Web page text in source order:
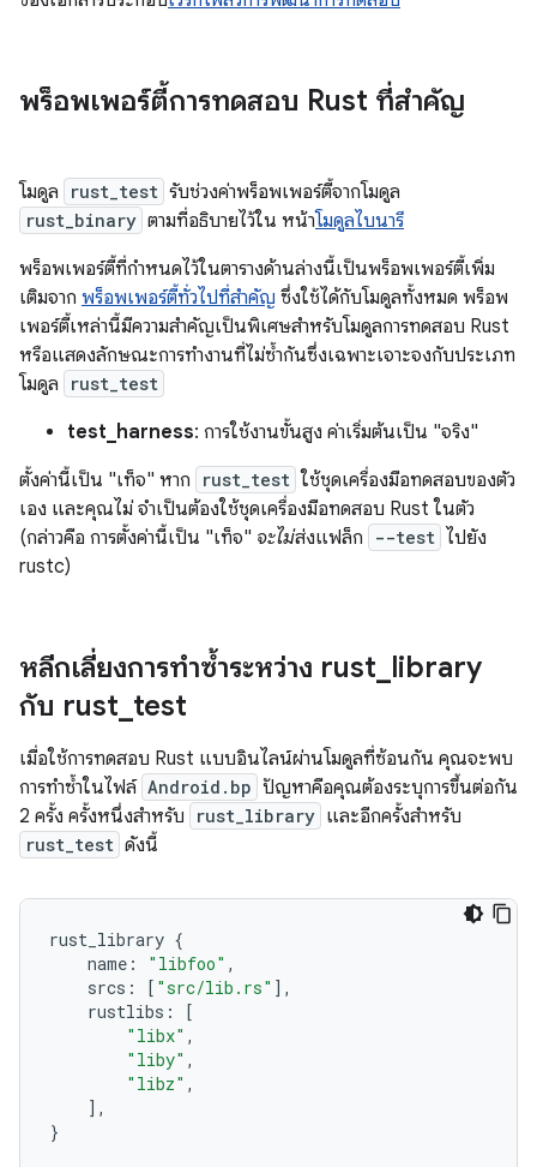
พร็อพเพอร์ตี้การทดสอบ Rust ที่สำคัญ
โมดูล rust_test รับช่วงค่าพร็อพเพอร์ตี้จากโมดูล
rust_binary ตามที่อธิบายไว้ใน หน้าโมดูลไบนารี
พร็อพเพอร์ตี้ที่กำหนดไว้ในตารางด้านล่างนี้เป็นพร็อพเพอร์ตี้เพิ่ม
เติมจาก พร็อพเพอร์ตี้ทั่วไปที่สำคัญ ซึ่งใช้ได้กับโมดูลทั้งหมด พร็อพ
เพอร์ตี้เหล่านี้มีความสำคัญเป็นพิเศษสำหรับโมดูลการทดสอบ Rust
หรือแสดงลักษณะการทำงานที่ไม่ซ้ำกันซึ่งเฉพาะเจาะจงกับประเภท
โมดูล
rust_test
test_harness: การใช้งานขั้นสูง ค่าเริ่มต้นเป็น "จริง"
ตั้งค่านี้เป็น "เท็จ" หาก
rust_test ใช้ชุดเครื่องมือทดสอบของตัว
เอง และคุณไม่ จำเป็นต้องใช้ชุดเครื่องมือทดสอบ Rust ในตัว
(กล่าวคือ การตั้งค่านี้เป็น "เท็จ" จะไม่ส่งแฟล็ก --test ไปยัง
rustc)
หลีกเลี่ยงการทำซ้ำระหว่าง rust library
กับ rust test
เมื่อใช้การทดสอบ Rust แบบอินไลน์ผ่านโมดูลที่ซ้อนกัน คุณจะพบ
การทำซ้ำในไฟล์ Android.bp ปัญหาคือคุณต้องระบุการขึ้นต่อกัน
2 ครั้ง ครั้งหนึ่งสำหรับ
rust_library และอีกครั้งสำหรับ
rust_test ดังนี้
rust_library {
name : "libfoo" ,
srcs : [ "src/lib.rs" ],
rustlibs :
[
"libx" ,
"liby" ,
"libz" ,
],
}